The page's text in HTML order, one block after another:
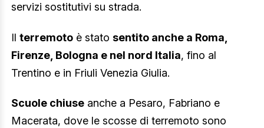
servizi sostitutivi su strada.
Il terremoto è stato sentito anche a Roma,
Firenze, Bologna e nel nord Italia, fino al
Trentino e in Friuli Venezia Giulia.
Scuole chiuse anche a Pesaro, Fabriano e
Macerata, dove le scosse di terremoto sono